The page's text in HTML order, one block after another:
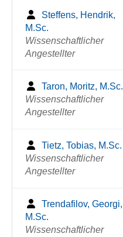
Steffens, Hendrik,
M.Sc.
Wissenschaftlicher
Angestellter
Taron, Moritz, M.Sc.
Wissenschaftlicher
Angestellter
Tietz, Tobias, M.Sc.
Wissenschaftlicher
Angestellter
Trendafilov, Georgi,
M.Sc.
Wissenschaftlicher